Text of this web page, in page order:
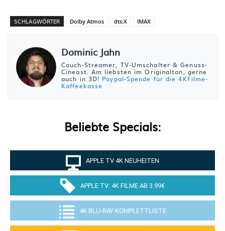
SCHLAGWÖRTER Dolby Atmos dts:X IMAX
Dominic Jahn
Couch-Streamer, TV-Umschalter & Genuss-
Cineast. Am liebsten im Originalton, gerne
auch in 3D! Paypal-Spende für die 4KFilme-
Kaffeekasse
Beliebte Specials:
APPLE TV 4K NEUHEITEN
APPLE TV: 4K FILME AB 3.99€
4K BLU-RAY KOMPLETTLISTE